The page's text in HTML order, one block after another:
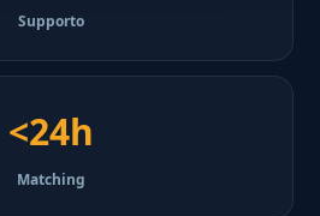
Supporto
<24h
Matching